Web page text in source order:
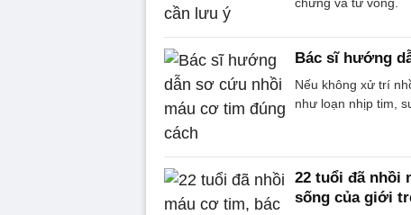
Bác sĩ hướng
Nếu không xử trí
như loạn nhịp tim,
22 tuổi đã nhồi
sống của giới